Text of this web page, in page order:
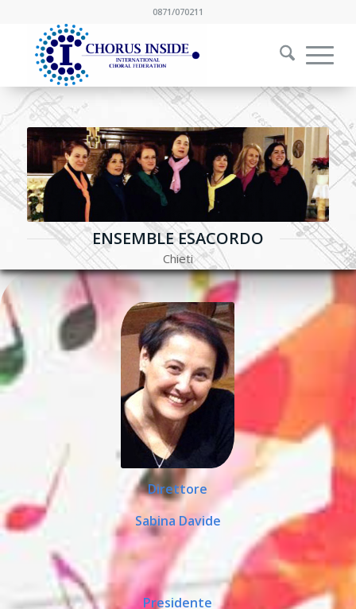
0871/070211
ENSEMBLE ESACORDO
Chieti
Direttore
Sabina Davide
Presidente